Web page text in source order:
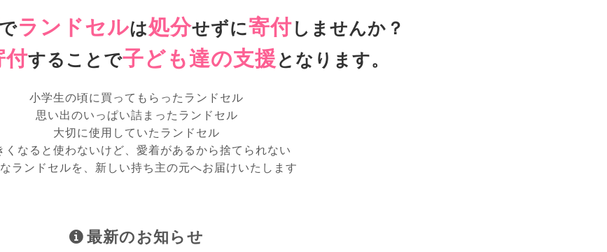
でランドセルは処分せずに寄付しませんか？
付することで子ども達の支援 となります。
小学生の頃に買ってもらったランドセル
思い出のいっぱい詰まったランドセル
大切に使用していたランドセル
くなると使わないけど、愛着があるから捨てられない
ランドセルを、新しい持ち主の元へお届けいたします
最新のお知らせ